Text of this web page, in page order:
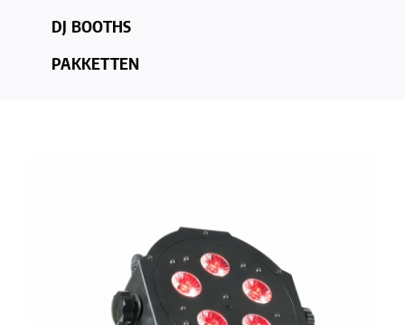
DJ BOOTHS
PAKKETTEN